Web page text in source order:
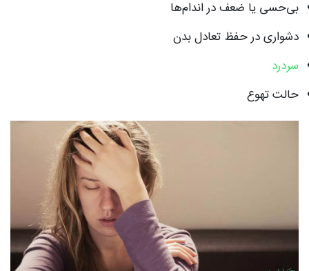
بی‌حسی یا ضعف در اندام‌ها
دشواری در حفظ تعادل بدن
سردرد
حالت تهوع